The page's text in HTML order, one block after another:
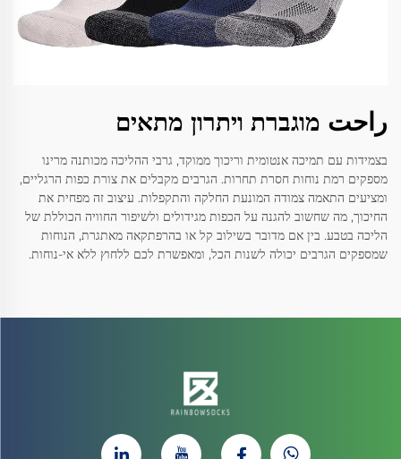
راحت מוגברת ויתרון מתאים
בצמידות עם תמיכה אנטומית וריכוך ממוקד, גרבי ההליכה מכותנה מרינו
מספקים רמת נוחות חסרת תחרות. הגרבים מקבלים את צורת כפות הרגליים,
ומציעים התאמה צמודה המונעת החלקה והתקפלות. עיצוב זה מפחית את
החיכוך, מה שחשוב להגנה על הכפות מגידולים ולשיפור החוויה הכוללת של
הליכה בטבע. בין אם מדובר בשילוב קל או בהרפתקאה מאתגרת, הנוחות
שמספקים הגרבים יכולה לשנות הכל, ומאפשרת לכם ללחוץ ללא אי-נוחות.